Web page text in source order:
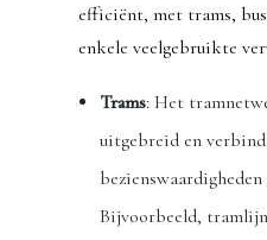
efficiënt, met trams,
enkele veelgebruikte
Trams: Het
uitgebreid en
Bijvoorbeeld,